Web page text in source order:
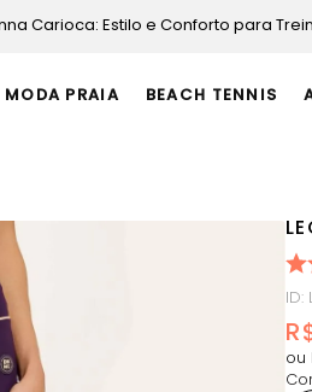
Carioca: Estilo e Conforto para
MODA PRAIA BEACH TENNIS
ID:
ou